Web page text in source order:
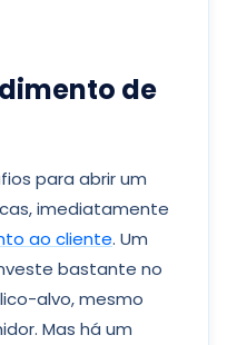
de
para abrir um
imediatamente
ao cliente. Um
bastante no
alvo, mesmo
Mas há um